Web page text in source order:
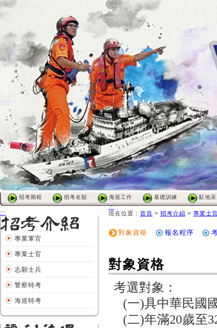
招考期程 招考名額 海巡工作 基礎訓練 駐地
:::
專業軍官
專業士官
志願士兵
警察特考
海巡特考
:::
現在位置 ： 首頁 > 招考介紹 > 專業士
對象資格 報名程序
對象資格
考選對象：
(一)具中華民國
(二)年滿20歲至